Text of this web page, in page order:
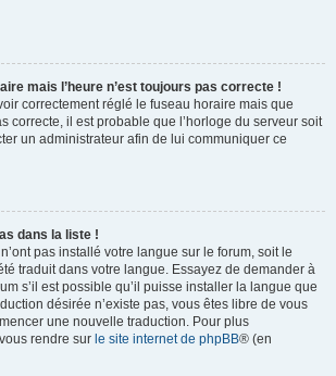
mais l’heure n’est toujours pas correcte !
correctement réglé le fuseau horaire mais que
correcte, il est probable que l’horloge du serveur soit
un administrateur afin de lui communiquer ce
dans la liste !
pas installé votre langue sur le forum, soit le
traduit dans votre langue. Essayez de demander à
s’il est possible qu’il puisse installer la langue que
désirée n’existe pas, vous êtes libre de vous
une nouvelle traduction. Pour plus
rendre sur le site internet de phpBB® (en